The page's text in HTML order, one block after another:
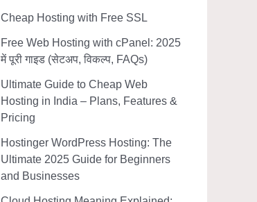
Cheap Hosting with Free SSL
Free Web Hosting with cPanel: 2025
में पूरी गाइड (सेटअप, विकल्प, FAQs)
Ultimate Guide to Cheap Web
Hosting in India – Plans, Features &
Pricing
Hostinger WordPress Hosting: The
Ultimate 2025 Guide for Beginners
and Businesses